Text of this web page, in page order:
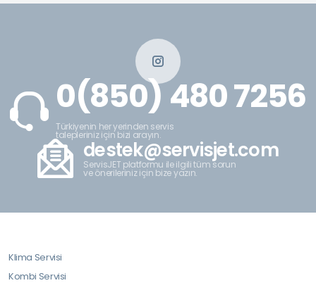
0(850) 480 7256
Türkiyenin her yerinden servis
talepleriniz için bizi arayın.
destek@servisjet.com
ServisJET platformu ile ilgili tüm sorun
ve önerileriniz için bize yazın.
Klima Servisi
Kombi Servisi